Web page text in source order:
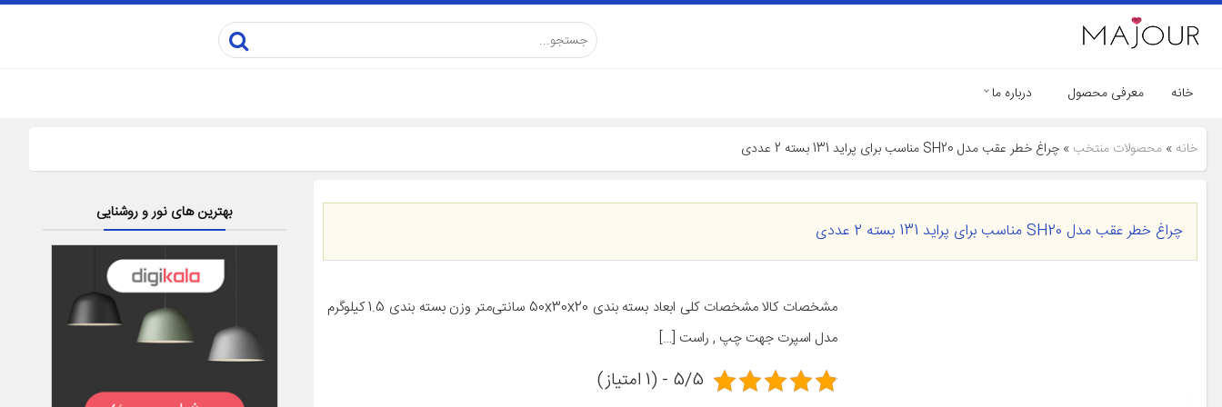
خانه معرفی محصول درباره ما
خانه » محصولات منتخب » چراغ خطر عقب مدل SH20 مناسب برای پراید 131 بسته 2 عددی
چراغ خطر عقب مدل SH20 مناسب برای پراید 131 بسته 2 عددی
مشخصات کالا مشخصات کلی ابعاد بسته بندی 50x30x20 سانتی‌متر وزن بسته بندی 1.5 کیلوگرم
مدل اسپرت جهت چپ , راست […]
5/5 - (1 امتیاز)
بهترین های نور و روشنایی